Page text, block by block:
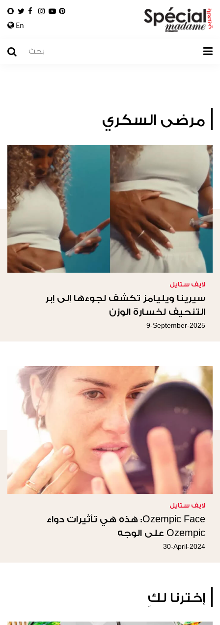
En
مرضى السكري
لايف ستايل
سيرينا ويليامز تكشف لجوءها إلى إبر
التنحيف لخسارة الوزن
9-September-2025
لايف ستايل
Ozempic Face: هذه هي تأثيرات دواء
Ozempic على الوجه
30-April-2024
إخترنا لكِ